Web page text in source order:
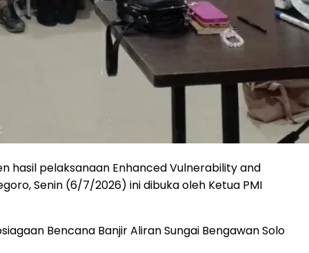
hasil pelaksanaan Enhanced Vulnerability and
Senin (6/7/2026) ini dibuka oleh Ketua PMI
Bencana Banjir Aliran Sungai Bengawan Solo